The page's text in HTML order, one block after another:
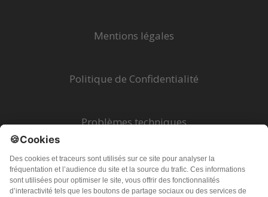
Mentions légales
Politique de Confidentialité
Problèmes techniques
© 2026 PureSanté Editions - Tous droits réservés